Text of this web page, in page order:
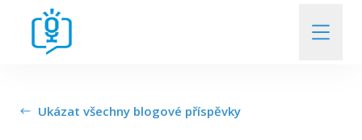
Ukázat všechny blogové příspěvky